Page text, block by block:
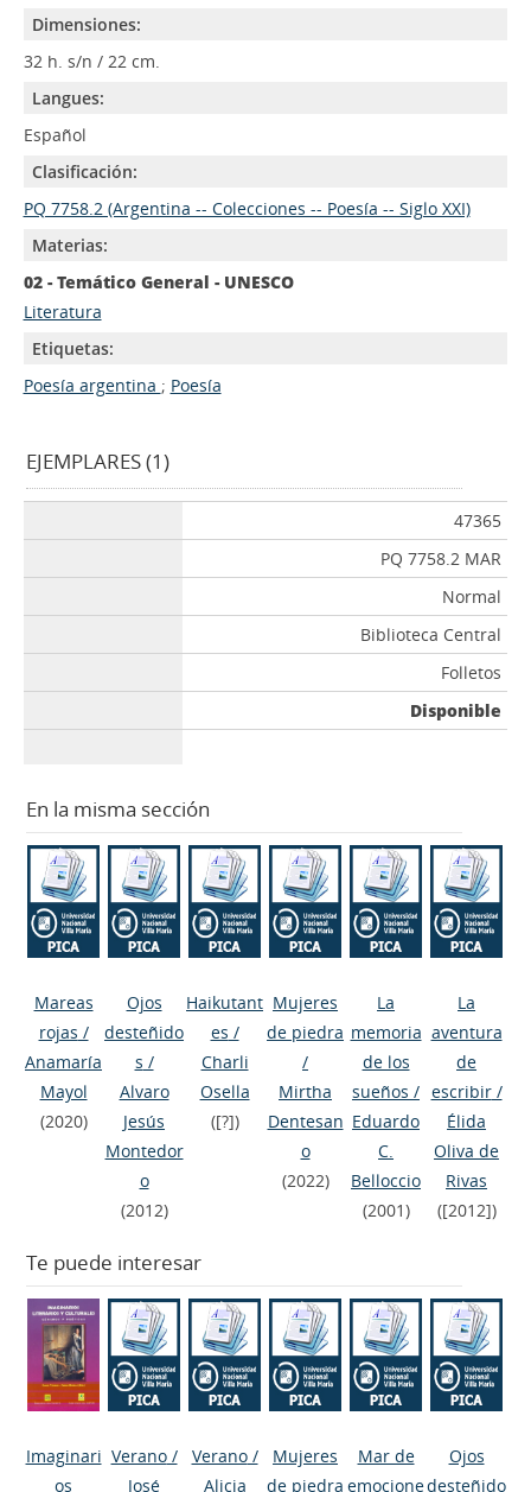
Dimensiones:
32 h. s/n / 22 cm.
Langues:
Español
Clasificación:
PQ 7758.2 (Argentina -- Colecciones -- Poesía -- Siglo XXI)
Materias:
02 - Temático General - UNESCO
Literatura
Etiquetas:
Poesía argentina ; Poesía
EJEMPLARES (1)
47365
PQ 7758.2 MAR
Normal
Biblioteca Central
Folletos
Disponible
En la misma sección
Mareas
rojas /
Anamaría
Mayol
(2020)
Ojos
desteñido
s /
Alvaro
Jesús
Montedor
o
(2012)
Haikutant
es /
Charli
Osella
([?])
Mujeres
de piedra
/
Mirtha
Dentesan
o
(2022)
La
memoria
de los
sueños /
Eduardo
C.
Belloccio
(2001)
La
aventura
de
escribir/
Élida
Oliva de
Rivas
([2012])
Te puede interesar
Imaginari
os
Verano/
José
Verano/
Alicia
Mujeres
de piedra
Mar de
emocione
Ojos
desteñido